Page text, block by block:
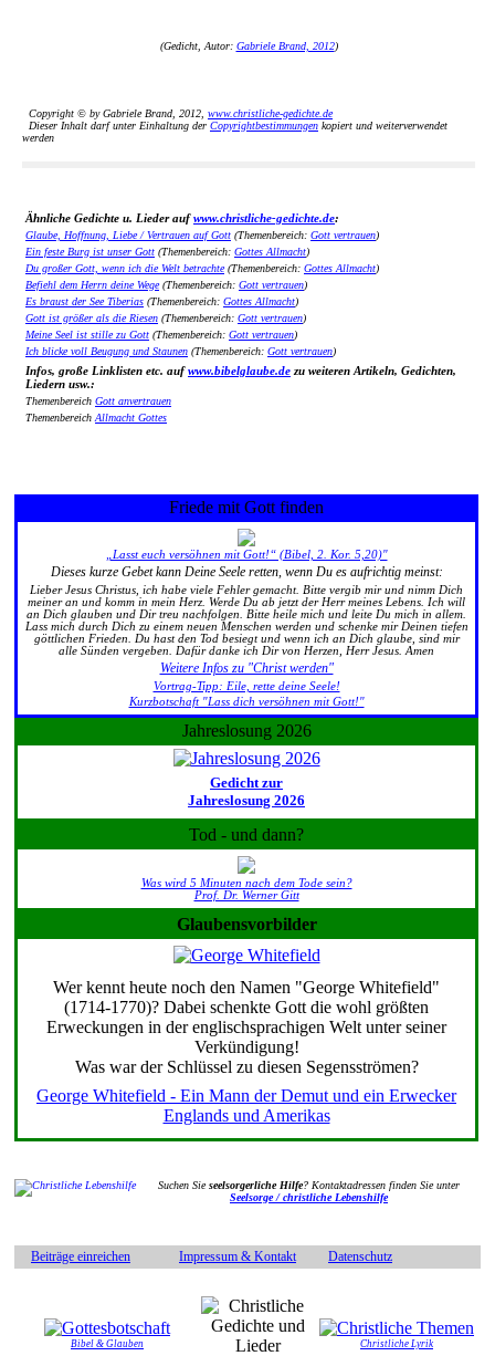
(Gedicht, Autor: Gabriele Brand, 2012)
Copyright © by Gabriele Brand, 2012, www.christliche-gedichte.de
Dieser Inhalt darf unter Einhaltung der Copyrightbestimmungen kopiert und weiterverwendet
werden
Ähnliche Gedichte u. Lieder aufwww.christliche-gedichte.de:
Glaube, Hoffnung, Liebe / Vertrauen auf Gott (Themenbereich: Gott vertrauen)
Ein feste Burg ist unser Gott (Themenbereich: Gottes Allmacht)
Du großer Gott, wenn ich die Welt betrachte(Themenbereich: Gottes Allmacht)
Befiehl dem Herrn deine Wege(Themenbereich: Gott vertrauen)
Es braust der See Tiberias (Themenbereich: Gottes Allmacht)
Gott ist größer als die Riesen (Themenbereich: Gott vertrauen)
Meine Seel ist stille zu Gott (Themenbereich: Gott vertrauen)
Ich blicke voll Beugung und Staunen (Themenbereich: Gott vertrauen)
Infos, große Linklisten etc. aufwww.bibelglaube.de zu weiteren Artikeln, Gedichten,
Liedern usw.:
Themenbereich Gott anvertrauen
ThemenbereichAllmacht Gottes
Friede mit Gott finden
„Lasst euch versöhnen mit Gott!“ (Bibel, 2. Kor. 5,20)"
Dieses kurze Gebet kann Deine Seele retten, wenn Du es aufrichtig meinst:
Lieber Jesus Christus, ich habe viele Fehler gemacht. Bitte vergib mir und nimm Dich
meiner an und komm in mein Herz. Werde Du ab jetzt der Herr meines Lebens. Ich will
an Dich glauben und Dir treu nachfolgen. Bitte heile mich und leite Du mich in allem.
Lass mich durch Dich zu einem neuen Menschen werden und schenke mir Deinen tiefen
göttlichen Frieden. Du hast den Tod besiegt und wenn ich an Dich glaube, sind mir
alle Sünden vergeben. Dafür danke ich Dir von Herzen, Herr Jesus. Amen
Weitere Infos zu "Christ werden"
Vortrag-Tipp: Eile, rette deine Seele!
Kurzbotschaft "Lass dich versöhnen mit Gott!"
Jahreslosung 2026
Gedicht zur
Jahreslosung 2026
Tod - und dann?
Was wird 5 Minuten nach dem Tode sein?
Prof. Dr. Werner Gitt
Glaubensvorbilder
Wer kennt heute noch den Namen "George Whitefield"
(1714-1770)? Dabei schenkte Gott die wohl größten
Erweckungen in der englischsprachigen Welt unter seiner
Verkündigung!
Was war der Schlüssel zu diesen Segensströmen?
George Whitefield - Ein Mann der Demut und ein Erwecker
Englands und Amerikas
Suchen Sieseelsorgerliche Hilfe? Kontaktadressen finden Sie unter
Seelsorge / christliche Lebenshilfe
Beiträge einreichen Impressum & Kontakt Datenschutz
Bibel & Glauben Christliche Lyrik